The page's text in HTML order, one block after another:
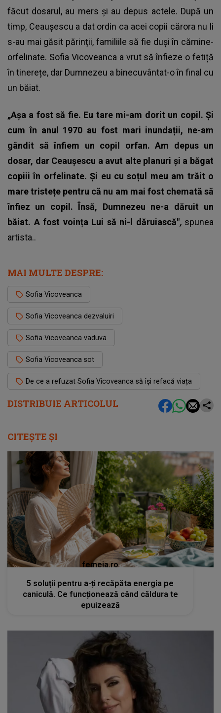
DISTRIBUIE ARTICOLUL
făcut dosarul, au mers și au depus actele. După un
timp, Ceaușescu a dat ordin ca acei copii cărora nu li
s-au mai găsit părinții, familiile să fie duși în cămine-
orfelinate. Sofia Vicoveanca a vrut să înfieze o fetiță
în tinerețe, dar Dumnezeu a binecuvântat-o în final cu
un băiat.
„Așa a fost să fie. Eu tare mi-am dorit un copil. Și
cum în anul 1970 au fost mari inundații, ne-am
gândit să înfiem un copil orfan. Am depus un
dosar, dar Ceaușescu a avut alte planuri și a băgat
copiii în orfelinate. Și eu cu soțul meu am trăit o
mare tristețe pentru că nu am mai fost chemată să
înfiez un copil. Însă, Dumnezeu ne-a dăruit un
băiat. A fost voința Lui să ni-l dăruiască", spunea
artista..
MAI MULTE DESPRE:
Sofia Vicoveanca
Sofia Vicoveanca dezvaluiri
Sofia Vicoveanca vaduva
Sofia Vicoveanca sot
De ce a refuzat Sofia Vicoveanca să își refacă viața
CITEȘTE ȘI
femeia.ro
5 soluții pentru a-ți recăpăta energia pe
caniculă. Ce funcționează când căldura te
epuizează